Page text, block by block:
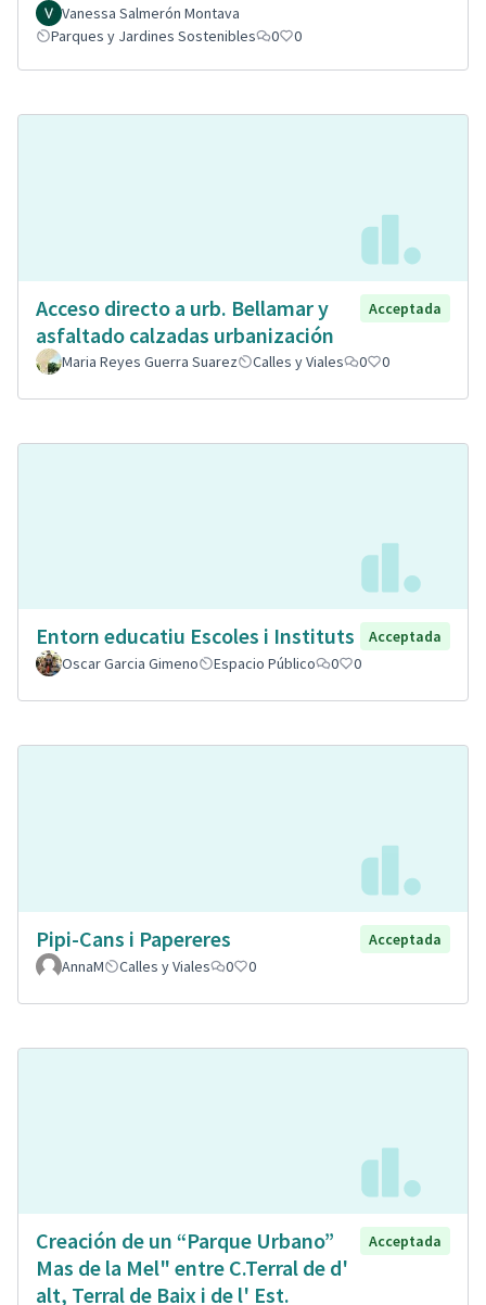
Vanessa Salmerón Montava
Parques y Jardines Sostenibles
0 0
Acceso directo a urb. Bellamar y
asfaltado calzadas urbanización
Acceptada
Maria Reyes Guerra Suarez Calles y Viales 0 0
Entorn educatiu Escoles i Instituts
Acceptada
Oscar Garcia Gimeno
Espacio Público 0 0
Pipi-Cans i Papereres
Acceptada
AnnaM
Calles y Viales 0 0
Creación de un “Parque Urbano”
Mas de la Mel" entre C.Terral de d'
alt, Terral de Baix i de l' Est.
Acceptada